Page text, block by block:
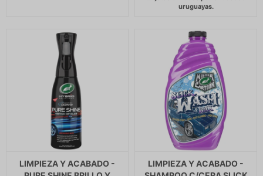
LIMPIEZA Y ACABADO -
LIMPIEZA Y ACABADO -